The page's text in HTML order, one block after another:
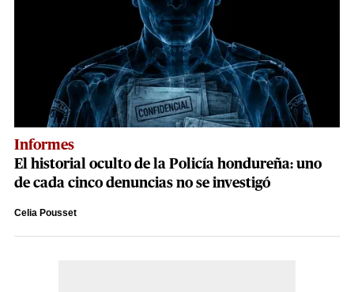
Informes
El historial oculto de la Policía hondureña: uno
de cada cinco denuncias no se investigó
Celia Pousset